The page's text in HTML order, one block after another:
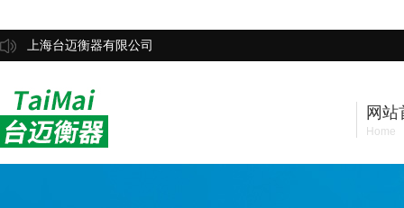
上海台迈衡器有限公司
网站
Home